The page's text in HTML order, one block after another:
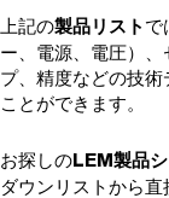
上記の製品リスト で
ー、電源、電圧）
プ、精度などの技
ことができます。
お探しの LEM製品
ダウンリストから